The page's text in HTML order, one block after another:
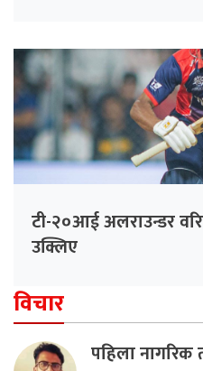
टी-२०आई अलराउन्डर
उक्लिए
विचार
पहिला नागरिक